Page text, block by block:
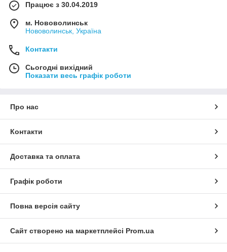
Працює з 30.04.2019
м. Нововолинськ
Нововолинськ, Україна
Контакти
Сьогодні вихідний
Показати весь графік роботи
Про нас
Контакти
Доставка та оплата
Графік роботи
Повна версія сайту
Сайт створено на маркетплейсі Prom.ua